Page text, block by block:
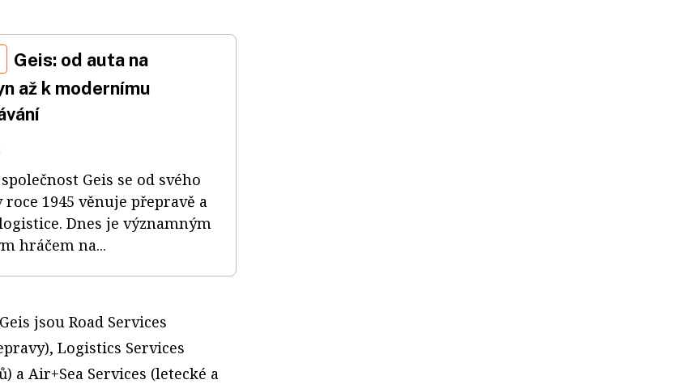
Geis: od auta na
až k modernímu
Geis se od svého
roce 1945 věnuje přepravě a
Dnes je významným
hráčem na...
jsou Road Services
Logistics Services
Air+Sea Services (letecké a